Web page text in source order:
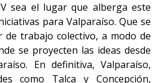
sea el lugar que alberga este
para Valparaíso. Que se
trabajo colectivo, a modo de
se proyecten las ideas desde
En definitiva, Valparaíso,
como Talca y Concepción,